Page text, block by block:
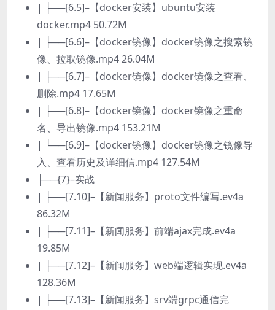
| ├──[6.5]–【docker安装】ubuntu安装
docker.mp4 50.72M
| ├──[6.6]–【docker镜像】docker镜像之搜索镜
像、拉取镜像.mp4 26.04M
| ├──[6.7]–【docker镜像】docker镜像之查看、
删除.mp4 17.65M
| ├──[6.8]–【docker镜像】docker镜像之重命
名、导出镜像.mp4 153.21M
| └──[6.9]–【docker镜像】docker镜像之镜像导
入、查看历史及详细信.mp4 127.54M
├──{7}–实战
| ├──[7.10]–【新闻服务】proto文件编写.ev4a
86.32M
| ├──[7.11]–【新闻服务】前端ajax完成.ev4a
19.85M
| ├──[7.12]–【新闻服务】web端逻辑实现.ev4a
128.36M
| ├──[7.13]–【新闻服务】srv端grpc通信完